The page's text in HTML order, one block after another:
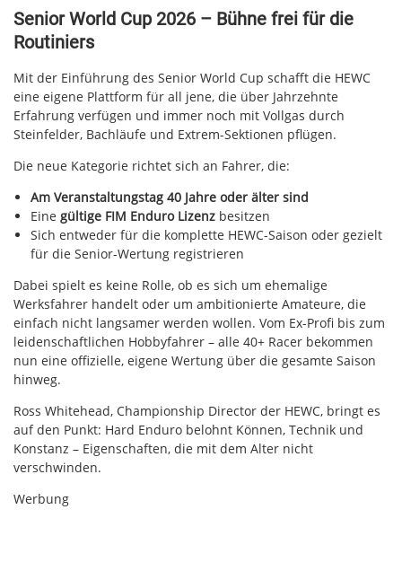
Senior World Cup 2026 – Bühne frei für die
Routiniers
Mit der Einführung des Senior World Cup schafft die HEWC
eine eigene Plattform für all jene, die über Jahrzehnte
Erfahrung verfügen und immer noch mit Vollgas durch
Steinfelder, Bachläufe und Extrem-Sektionen pflügen.
Die neue Kategorie richtet sich an Fahrer, die:
Am Veranstaltungstag 40 Jahre oder älter sind
Eine gültige FIM Enduro Lizenz besitzen
Sich entweder für die komplette HEWC-Saison oder gezielt
für die Senior-Wertung registrieren
Dabei spielt es keine Rolle, ob es sich um ehemalige
Werksfahrer handelt oder um ambitionierte Amateure, die
einfach nicht langsamer werden wollen. Vom Ex-Profi bis zum
leidenschaftlichen Hobbyfahrer – alle 40+ Racer bekommen
nun eine offizielle, eigene Wertung über die gesamte Saison
hinweg.
Ross Whitehead, Championship Director der HEWC, bringt es
auf den Punkt: Hard Enduro belohnt Können, Technik und
Konstanz – Eigenschaften, die mit dem Alter nicht
verschwinden.
Werbung